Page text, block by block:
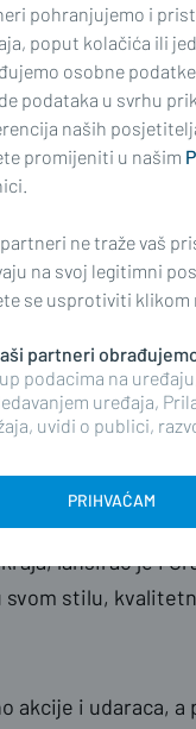
Grabića i
udaraca, no
konopcima
ponovno pogađa
problema, te
na pravi način,
ponovno zadao
nekoliko udaraca,
najprije direktom,
Grabić i
se nastavio
kroše, a
lansirao je i
svom stilu,
akcije i udaraca, a
pohranjujemo i
poput kolačića ili
osobne
podataka u svrhu
naših
promijeniti u našim
ne traže vaš
na svoj legitimni
se usprotiviti klikom
partneri
podacima na
uređaja,
uvidi o publici,
PRIHVAĆAM